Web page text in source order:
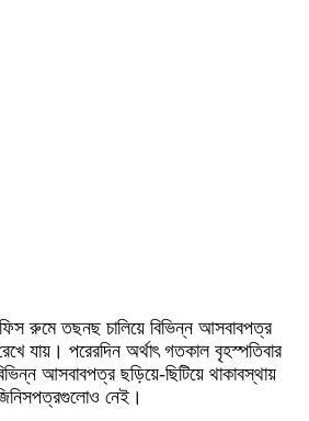
রুমে তছনছ চালিয়ে বিভিন্ন আসবাবপত্র
যায়। পরেরদিন অর্থাৎ গতকাল বৃহস্পতিবার
আসবাবপত্র ছড়িয়ে-ছিটিয়ে থাকাবস্থায়
নেই।